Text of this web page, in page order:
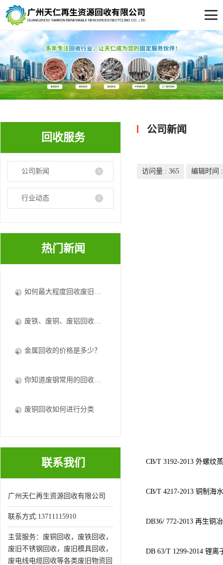
回收服务
公司新闻
行业动态
热门新闻
如何最大程度回收废旧电器废铜？
废铁、废铜、废铝回收将加快资循环利用体系建设
金属回收的价格是多少？
你知道废钢常用的回收处理方法吗
废铜回收如何进行分类
联系我们
广州天仁再生资源回收有限公司
联系方式:13711115910
主营服务：废铜回收，废铁回收，
废旧不锈钢回收，废旧模具回收，
废电线电缆回收等各类废旧物资回
公司新闻
访问量 : 365 编辑时间
CB/T 3192-2013 外螺纹
CB/T 4217-2013 铜制海
DB36/ 772-2013 再生铜
DB 63/T 1299-2014 锂